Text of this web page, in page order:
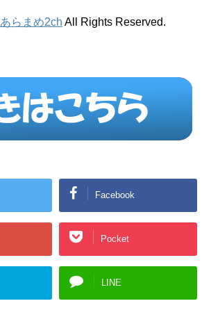
あらまめ2ch All Rights Reserved.
Facebook
Pocket
LINE